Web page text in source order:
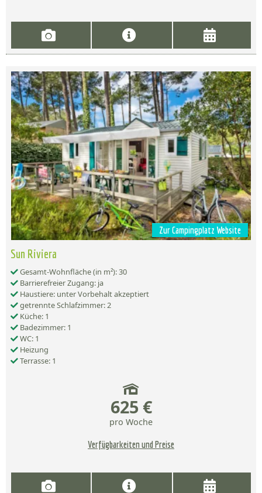
Zur Campingplatz Website
Sun Riviera
Gesamt-Wohnfläche (in m²): 30
Barrierefreier Zugang: ja
Haustiere: unter Vorbehalt akzeptiert
getrennte Schlafzimmer: 2
Küche: 1
Badezimmer: 1
WC: 1
Heizung
Terrasse: 1
625 €
pro Woche
Verfügbarkeiten und Preise